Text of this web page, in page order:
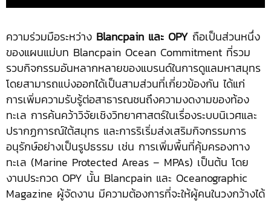
ความร่วมมือระหว่าง Blancpain และ OPY ถือเป็นส่วนหนึ่ง
ของแผนแม่บท Blancpain Ocean Commitment ที่รวม
รวบกิจกรรมอันหลากหลายของแบรนด์ในการดูแลมหาสมุทร
โดยสามารถแบ่งออกได้เป็นสามส่วนที่เกี่ยวข้องกัน ได้แก่
การเพิ่มความรับรู้ต่อสาธารณชนถึงความงดงามของท้อง
ทะเล การค้นคว้าวิจัยเชิงวิทยาศาสตร์ในเรื่องระบบนิเวศและ
ปรากฏการณ์ใต้สมุทร และการริเริ่มส่งเสริมกิจกรรมการ
อนุรักษ์อย่างเป็นรูปธรรม เช่น การเพิ่มพื้นที่คุ้มครองทาง
ทะเล (Marine Protected Areas – MPAs) เป็นต้น โดย
งานประกวด OPY นั้น Blancpain และ Oceanographic
Magazine ผู้จัดงาน มีความต้องการที่จะให้ผู้คนในวงกว้างได้